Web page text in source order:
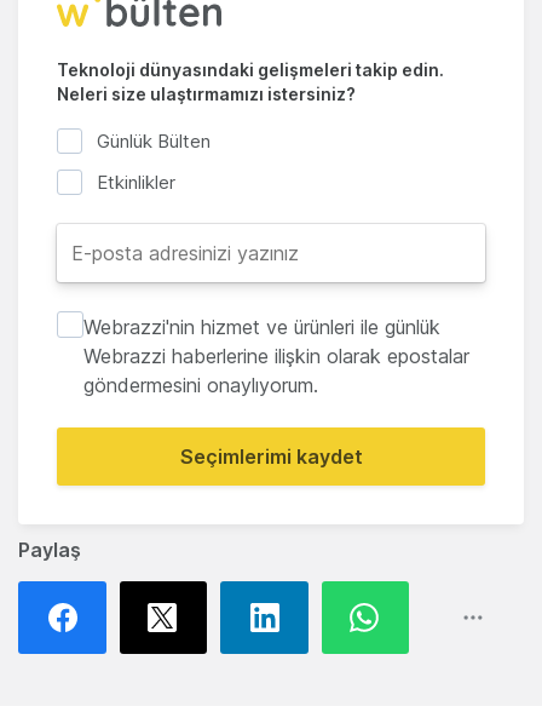
Paylaş
Teknoloji dünyasındaki gelişmeleri takip edin.
Neleri size ulaştırmamızı istersiniz?
Günlük Bülten
Etkinlikler
Webrazzi'nin hizmet ve ürünleri ile günlük
Webrazzi haberlerine ilişkin olarak epostalar
göndermesini onaylıyorum.
Seçimlerimi kaydet